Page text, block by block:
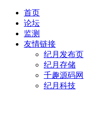
首页
论坛
监测
友情链接
纪月发布页
纪月存储
千趣源码网
纪月科技